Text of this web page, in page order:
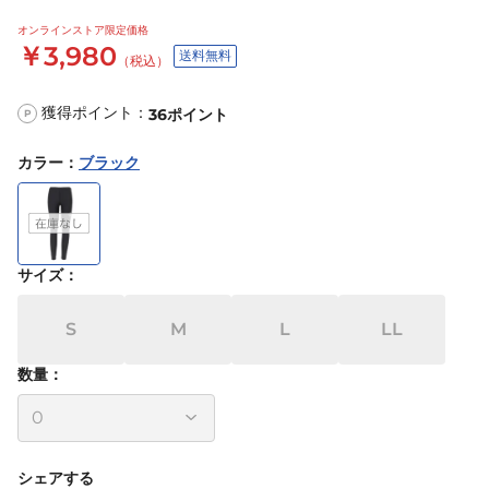
オンラインストア限定価格
￥3,980 （税込） 送料無料
P 獲得ポイント： 36ポイント
カラー ： ブラック
サイズ：
S M L LL
数量：
シェアする